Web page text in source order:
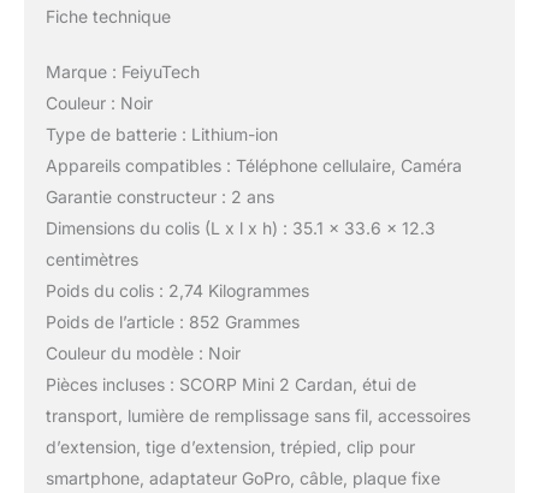
Fiche technique
Marque : FeiyuTech
Couleur : Noir
Type de batterie : Lithium-ion
Appareils compatibles : Téléphone cellulaire, Caméra
Garantie constructeur : 2 ans
Dimensions du colis (L x l x h) : 35.1 x 33.6 x 12.3
centimètres
Poids du colis : 2,74 Kilogrammes
Poids de l’article : 852 Grammes
Couleur du modèle : Noir
Pièces incluses : SCORP Mini 2 Cardan, étui de
transport, lumière de remplissage sans fil, accessoires
d’extension, tige d’extension, trépied, clip pour
smartphone, adaptateur GoPro, câble, plaque fixe